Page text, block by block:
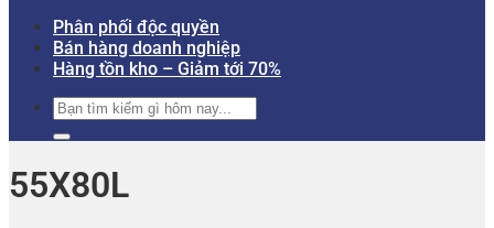
Phân phối độc quyền
Bán hàng doanh nghiệp
Hàng tồn kho – Giảm tới 70%
Tìm
kiếm:
55X80L